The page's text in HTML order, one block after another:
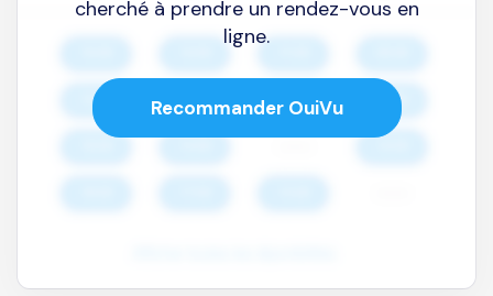
cherché à prendre un rendez-vous en
ligne.
Recommander OuiVu